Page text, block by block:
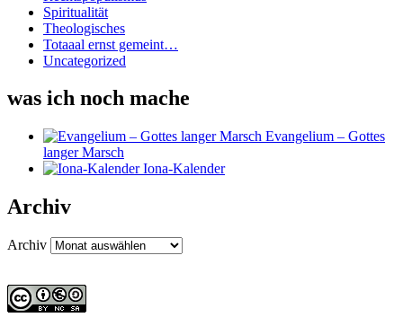
Spiritualität
Theologisches
Totaaal ernst gemeint…
Uncategorized
was ich noch mache
Evangelium – Gottes
langer Marsch
Iona-Kalender
Archiv
Archiv